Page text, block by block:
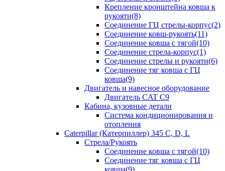
Крепление кронштейна ковша к
рукояти(8)
Соединение ГЦ стрелы-корпус(2)
Соединение ковш-рукоять(11)
Соединение ковша с тягой(10)
Соединение стрела-корпус(1)
Соединение стрелы и рукояти(6)
Соединение тяг ковша с ГЦ
ковша(9)
Двигатель и навесное оборудование
Двигатель CAT C9
Кабина, кузовные детали
Система кондиционирования и
отопления
Caterpillar (Катерпиллер) 345 C, D, L
Стрела/Рукоять
Соединение ковша с тягой(10)
Соединение тяг ковша с ГЦ
ковша(9)